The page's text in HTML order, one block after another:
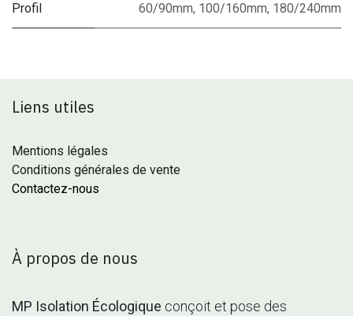
Profil 60/90mm, 100/160mm, 180/240mm
Liens utiles
Mentions légales
Conditions générales de vente
Contactez-nous
À propos de nous
MP Isolation Écologique conçoit et pose des